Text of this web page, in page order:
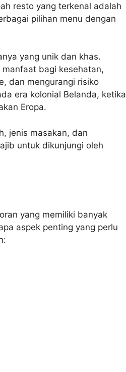
resto yang terkenal adalah
pilihan menu dengan
yang unik dan khas.
bagi kesehatan,
dan mengurangi risiko
era kolonial Belanda, ketika
Eropa.
jenis masakan, dan
untuk dikunjungi oleh
yang memiliki banyak
aspek penting yang perlu